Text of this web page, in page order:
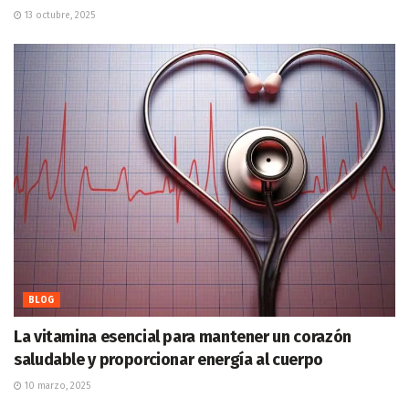
13 octubre, 2025
BLOG
La vitamina esencial para mantener un corazón
saludable y proporcionar energía al cuerpo
10 marzo, 2025